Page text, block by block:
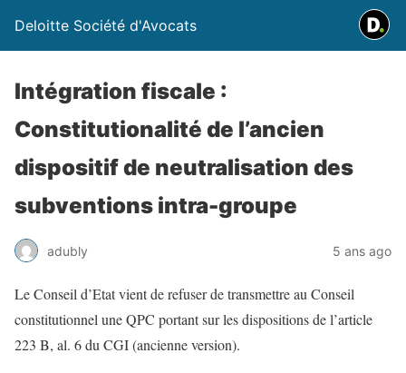
Deloitte Société d'Avocats
Intégration fiscale :
Constitutionalité de l’ancien
dispositif de neutralisation des
subventions intra-groupe
adubly 5 ans ago
Le Conseil d’Etat vient de refuser de transmettre au Conseil
constitutionnel une QPC portant sur les dispositions de l’article
223 B, al. 6 du CGI (ancienne version).